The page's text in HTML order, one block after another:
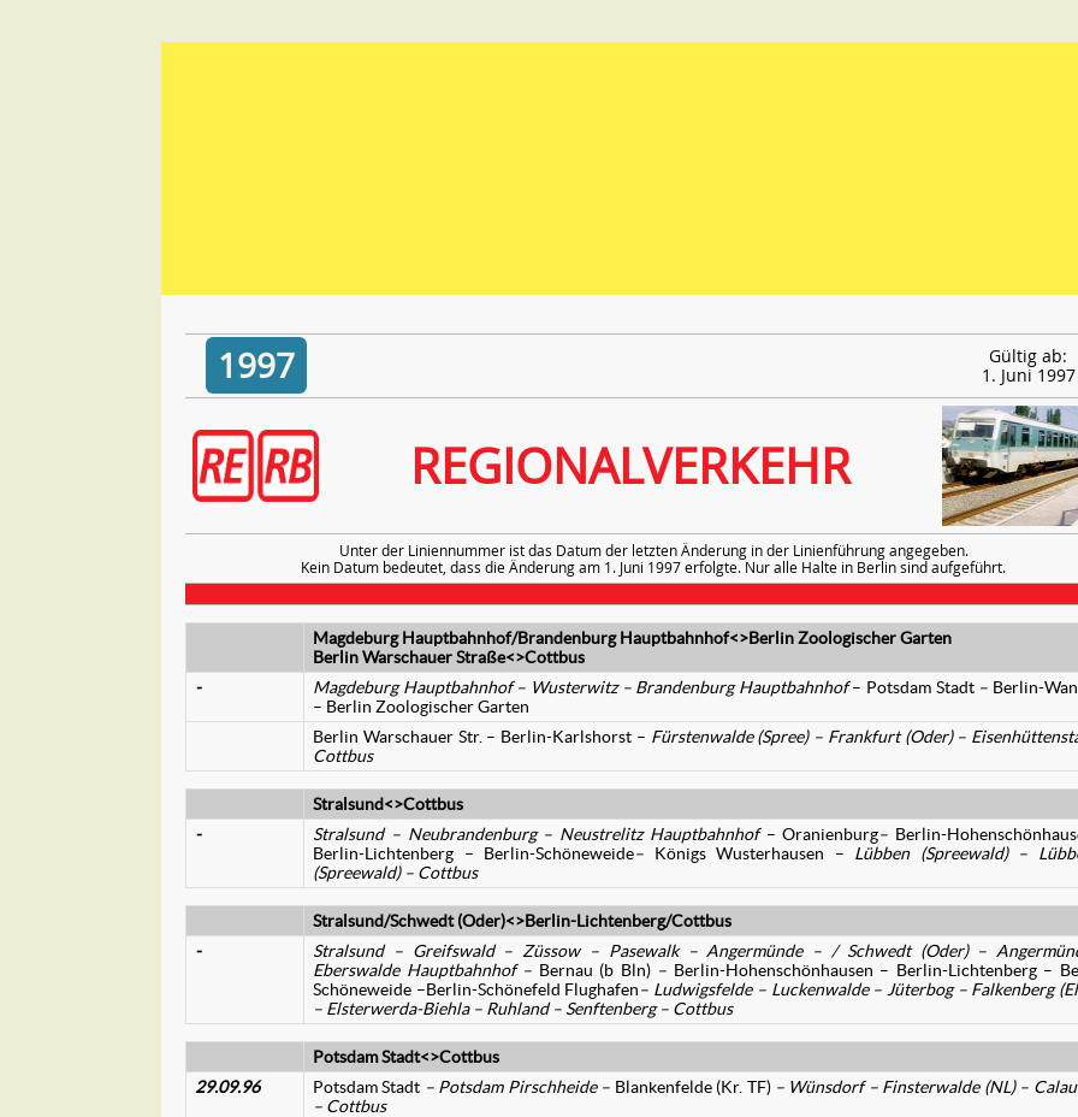
1997
Gültig ab:
1. Juni 1997
REGIONALVERKEHR
Unter der Liniennummer ist das Datum der letzten Änderung in der Linienführung angegeben.
Kein Datum bedeutet, dass die Änderung am 1. Juni 1997 erfolgte. Nur alle Halte in Berlin sind aufgeführt.
Magdeburg Hauptbahnhof/Brandenburg Hauptbahnhof<>Berlin Zoologischer Garten
Berlin Warschauer Straße<>Cottbus
-
Magdeburg Hauptbahnhof– Wusterwitz – Brandenburg Hauptbahnhof– Potsdam Stadt – Berlin-
– Berlin Zoologischer Garten
Berlin Warschauer Str. – Berlin-Karlshorst – Fürstenwalde (Spree) – Frankfurt (Oder) –
Cottbus
Stralsund<>Cottbus
-
Stralsund – Neubrandenburg – Neustrelitz Hauptbahnhof – Oranienburg– Berlin-
Berlin-Lichtenberg – Berlin-Schöneweide– Königs Wusterhausen – Lübben (Spreewald) –
(Spreewald) – Cottbus
Stralsund/Schwedt (Oder)<>Berlin-Lichtenberg/Cottbus
-
Stralsund – Greifswald – Züssow – Pasewalk – Angermünde – / Schwedt (Oder) –
Eberswalde Hauptbahnhof – Bernau (b Bln) – Berlin-Hohenschönhausen – Berlin-Lichtenberg –
Schöneweide –Berlin-Schönefeld Flughafen– Ludwigsfelde – Luckenwalde – Jüterbog – Falkenberg
– Elsterwerda-Biehla – Ruhland – Senftenberg – Cottbus
Potsdam Stadt<>Cottbus
29.09.96
Potsdam Stadt – Potsdam Pirschheide– Blankenfelde (Kr. TF) – Wünsdorf – Finsterwalde (NL) –
– Cottbus